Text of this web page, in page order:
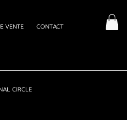
VENTE CONTACT
CIRCLE